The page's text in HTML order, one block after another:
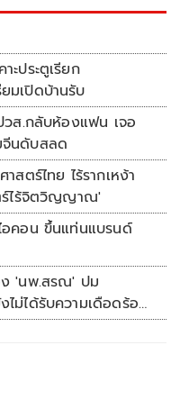
ะประตูเรียก
มเปิดบ้านรับ
ส.กลับห้องแฟน เจอ
นดับสลด
สตร์ไทย ไร้รากเหง้า
ร์ไร้จิตวิญญาณ'
คอน ขึ้นแท่นแบรนด์
ง 'นพ.สรณ' ปม
ม่ได้รับความเดือดร้อน